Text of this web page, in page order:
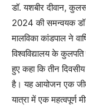
डॉ. यशबीर दीवान,
2024 की समन्वयक डॉ
मालविका कांडपाल ने
विश्वविद्यालय के
हुए कहा कि तीन दिवसीय
है। यह आयोजन एक
यात्रा में एक महत्वपूर्ण